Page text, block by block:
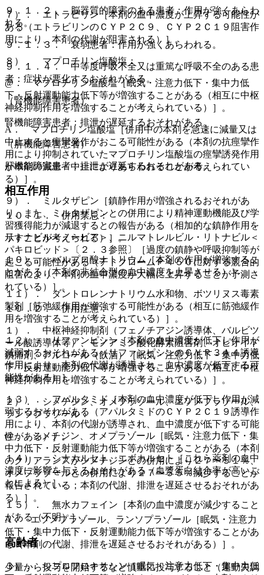
７）． エトラビリン［本剤の血中濃度が上昇する可能性が
ある（エトラビリンのＣＹＰ２Ｃ９、ＣＹＰ２Ｃ１９阻害作
用により、本剤の代謝が阻害される）］。
８）． マプロチリン塩酸塩：
@． マプロチリン塩酸塩［眠気・注意力低下・集中力低
下・反射運動能力低下等が増強することがある（相互に中枢
神経抑制作用を増強することが考えられている）］。
A． マプロチリン塩酸塩［併用中の本剤を急速に減量又は
中止すると痙攣発作がおこる可能性がある（本剤の抗痙攣作
用により抑制されていたマプロチリン塩酸塩の痙攣誘発作用
が本剤の減量・中止によりあらわれることが考えられてい
る）］。
９）． ミルタザピン［鎮静作用が増強されるおそれがあ
り、また、ミルタザピンとの併用により精神運動機能及び学
習獲得能力が減退するとの報告がある（相加的な鎮静作用を
示すことが考えられる）］。
１０）． バルプロ酸ナトリウム［本剤の作用が増強するこ
とがある（本剤の非結合型の血中濃度を上昇させる）］。
１１）． ダントロレンナトリウム水和物、ボツリヌス毒素
製剤［筋弛緩作用が増強する可能性がある（相互に筋弛緩作
用を増強することが考えられている）］。
１２）． リファンピシン［本剤の血中濃度が低下し作用が
減弱するおそれがある（リファンピシンのＣＹＰ３Ａ４誘導
作用により、本剤の代謝が誘導され、血中濃度が低下する可
能性がある）］。
１３）． アパルタミド［本剤の血中濃度が低下し作用が減
弱するおそれがある（アパルタミドのＣＹＰ２Ｃ１９誘導作
用により、本剤の代謝が誘導され、血中濃度が低下する可能
性がある）］。
１４）． シナカルセト、エボカルセト［これら薬剤の血中
濃度に影響を与えるおそれがある（血漿蛋白結合率が高いこ
とによる）］。
１５）． 無水カフェイン［本剤の血中濃度が減少すること
がある（不明）］。
高齢者
少量から投与を開始するなど慎重に投与すること（運動失調
９．１．２． 脳器質的障害のある患者：作用が強くあらわ
れる。
９．１．３． 衰弱患者：作用が強くあらわれる。
９．１．４． 中等度呼吸不全又は重篤な呼吸不全のある患
者：症状が悪化するおそれがある。
（腎機能障害患者）
腎機能障害患者：排泄が遅延するおそれがある。
（肝機能障害患者）
肝機能障害患者：排泄が遅延するおそれがある。
相互作用
１０．１． 併用禁忌：
リトナビル＜ノービア＞、ニルマトレルビル・リトナビル＜
パキロビッド＞〔２．３参照〕［過度の鎮静や呼吸抑制等が
起こる可能性がある（チトクロームＰ４５０に対する競合的
阻害により、本剤の血中濃度が大幅に上昇することが予測さ
れている）］。
１０．２． 併用注意：
１）． 中枢神経抑制剤（フェノチアジン誘導体、バルビツ
ール酸誘導体等）、モノアミン酸化酵素阻害剤、オピオイド
鎮痛剤、アルコール（飲酒）［眠気・注意力低下・集中力低
下・反射運動能力低下等が増強することがある（相互に中枢
神経抑制作用を増強することが考えられている）］。
２）． シメチジン、オメプラゾール、エソメプラゾール、
ランソプラゾール：
@． シメチジン、オメプラゾール［眠気・注意力低下・集
中力低下・反射運動能力低下等が増強することがある（本剤
のクリアランスがシメチジンとの併用により２７〜５１％、
オメプラゾールとの併用により２７〜５５％減少することが
報告されている；本剤の代謝、排泄を遅延させるおそれがあ
る）］。
A． エソメプラゾール、ランソプラゾール［眠気・注意力
低下・集中力低下・反射運動能力低下等が増強することがあ
る（本剤の代謝、排泄を遅延させるおそれがある）］。
３）． シプロフロキサシン［眠気・注意力低下・集中力低